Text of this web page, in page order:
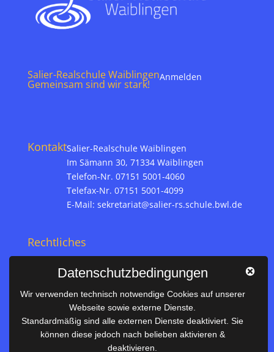
Salier-Realschule Waiblingen
Gemeinsam sind wir stark!
Anmelden
KontaktSalier-Realschule Waiblingen
Im Sämann 30, 71334 Waiblingen
Telefon-Nr. 07151 5001-4060
Telefax-Nr. 07151 5001-4099
E-Mail: sekretariat@salier-rs.schule.bwl.de
Rechtliches
Datenschutz
Nützliches
Vertretungsplan
Datenschutzbedingungen
Wir verwenden technisch notwendige Cookies auf unserer
Webseite sowie externe Dienste.
Standardmäßig sind alle externen Dienste deaktiviert. Sie
können diese jedoch nach belieben aktivieren &
deaktivieren.